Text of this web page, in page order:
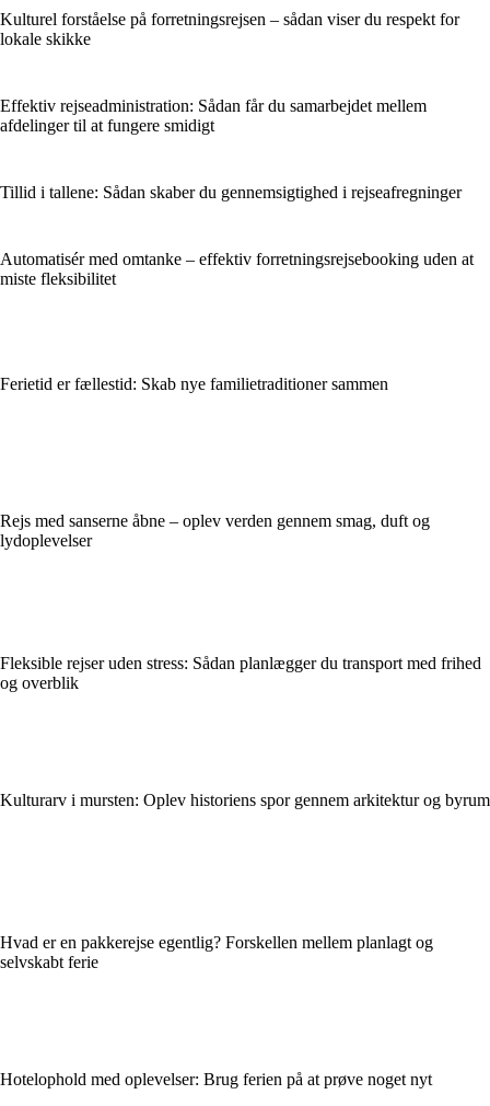
Kulturel forståelse på forretningsrejsen – sådan viser du respekt for
lokale skikke
Effektiv rejseadministration: Sådan får du samarbejdet mellem
afdelinger til at fungere smidigt
Tillid i tallene: Sådan skaber du gennemsigtighed i rejseafregninger
Automatisér med omtanke – effektiv forretningsrejsebooking uden at
miste fleksibilitet
Ferietid er fællestid: Skab nye familietraditioner sammen
Rejs med sanserne åbne – oplev verden gennem smag, duft og
lydoplevelser
Fleksible rejser uden stress: Sådan planlægger du transport med frihed
og overblik
Kulturarv i mursten: Oplev historiens spor gennem arkitektur og byrum
Hvad er en pakkerejse egentlig? Forskellen mellem planlagt og
selvskabt ferie
Hotelophold med oplevelser: Brug ferien på at prøve noget nyt